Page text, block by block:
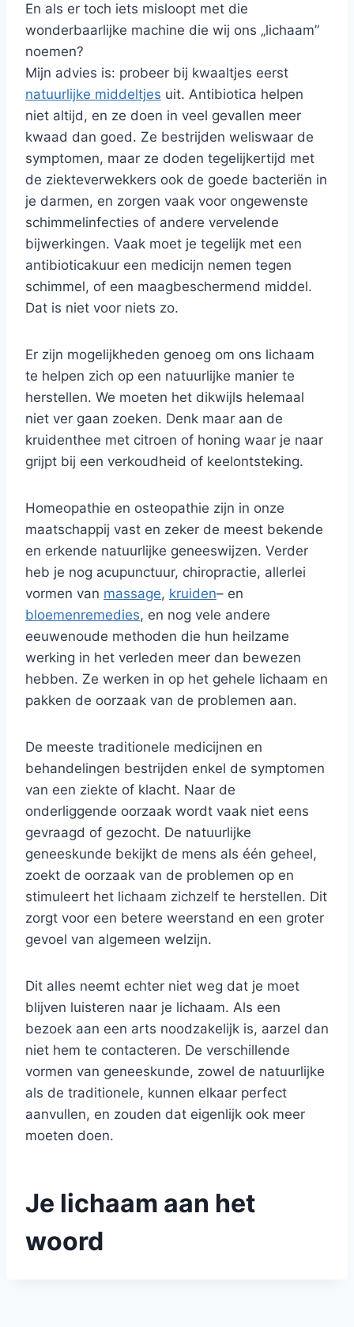
En als er toch iets misloopt met die
wonderbaarlijke machine die wij ons „lichaam”
noemen?
Mijn advies is: probeer bij kwaaltjes eerst
natuurlijke middeltjes uit. Antibiotica helpen
niet altijd, en ze doen in veel gevallen meer
kwaad dan goed. Ze bestrijden weliswaar de
symptomen, maar ze doden tegelijkertijd met
de ziekteverwekkers ook de goede bacteriën in
je darmen, en zorgen vaak voor ongewenste
schimmelinfecties of andere vervelende
bijwerkingen. Vaak moet je tegelijk met een
antibioticakuur een medicijn nemen tegen
schimmel, of een maagbeschermend middel.
Dat is niet voor niets zo.
Er zijn mogelijkheden genoeg om ons lichaam
te helpen zich op een natuurlijke manier te
herstellen. We moeten het dikwijls helemaal
niet ver gaan zoeken. Denk maar aan de
kruidenthee met citroen of honing waar je naar
grijpt bij een verkoudheid of keelontsteking.
Homeopathie en osteopathie zijn in onze
maatschappij vast en zeker de meest bekende
en erkende natuurlijke geneeswijzen. Verder
heb je nog acupunctuur, chiropractie, allerlei
vormen van massage, kruiden– en
bloemenremedies, en nog vele andere
eeuwenoude methoden die hun heilzame
werking in het verleden meer dan bewezen
hebben. Ze werken in op het gehele lichaam en
pakken de oorzaak van de problemen aan.
De meeste traditionele medicijnen en
behandelingen bestrijden enkel de symptomen
van een ziekte of klacht. Naar de
onderliggende oorzaak wordt vaak niet eens
gevraagd of gezocht. De natuurlijke
geneeskunde bekijkt de mens als één geheel,
zoekt de oorzaak van de problemen op en
stimuleert het lichaam zichzelf te herstellen. Dit
zorgt voor een betere weerstand en een groter
gevoel van algemeen welzijn.
Dit alles neemt echter niet weg dat je moet
blijven luisteren naar je lichaam. Als een
bezoek aan een arts noodzakelijk is, aarzel dan
niet hem te contacteren. De verschillende
vormen van geneeskunde, zowel de natuurlijke
als de traditionele, kunnen elkaar perfect
aanvullen, en zouden dat eigenlijk ook meer
moeten doen.
Je lichaam aan het
woord